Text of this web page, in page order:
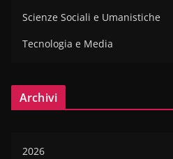
Scienze Sociali e Umanistiche
Tecnologia e Media
Archivi
2026